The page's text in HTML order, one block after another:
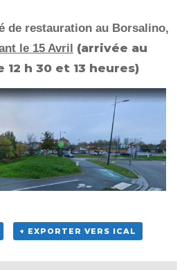
de restauration au Borsalino,
le 15 Avril (arrivée au
h 30 et 13 heures)
+ EXPORTER VERS ICAL